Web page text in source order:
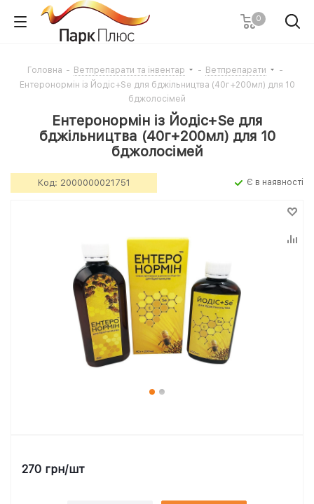
0
Головна - Ветпрепарати та інвентар - Ветпрепарати
-
Ентеронормін із Йодіс+Se для бджільництва (40г+200мл) для 10
бджолосімей
Ентеронормін із Йодіс+Se для
бджільництва (40г+200мл) для 10
бджолосімей
Код: 2000000021751 Є в наявності
270 грн/шт